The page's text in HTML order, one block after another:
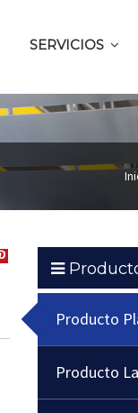
SERVICIOS
Pinterest
Producto
Producto